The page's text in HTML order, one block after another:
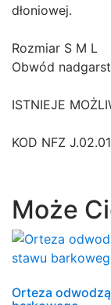
dłoniowej.
Rozmiar S M L
Obwód
ISTNIEJE
KOD NFZ J.02.01
Może
Orteza